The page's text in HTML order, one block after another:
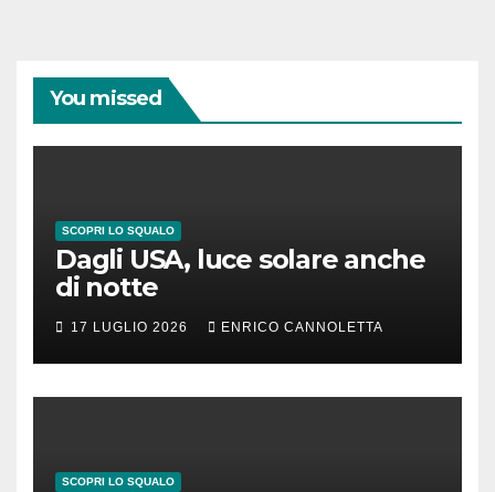
You missed
SCOPRI LO SQUALO
Dagli USA, luce solare anche
di notte
17 LUGLIO 2026 ENRICO CANNOLETTA
SCOPRI LO SQUALO